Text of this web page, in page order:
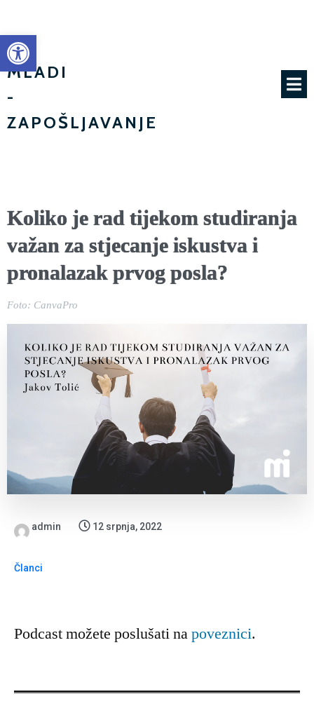
Open toolbar
MI
MLADI
-
ZAPOŠLJAVANJE
Koliko je rad tijekom studiranja
važan za stjecanje iskustva i
pronalazak prvog posla?
Foto: CanvaPro
admin 12 srpnja, 2022
Članci
Podcast možete poslušati napoveznici.